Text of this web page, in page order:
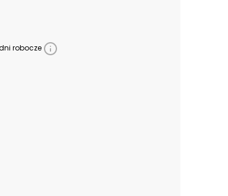
robocze